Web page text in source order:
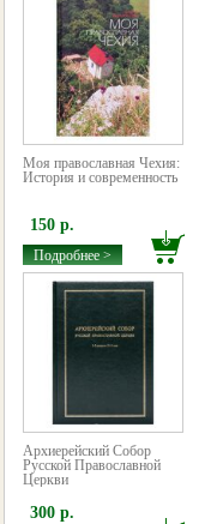
Моя православная Чехия:
История и современность
150 р.
Подробнее >
Архиерейский Собор
Русской Православной
Церкви
300 р.